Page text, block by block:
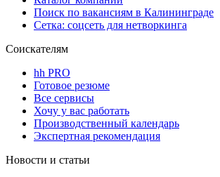
Поиск по вакансиям в Калининграде
Сетка: соцсеть для нетворкинга
Соискателям
hh PRO
Готовое резюме
Все сервисы
Хочу у вас работать
Производственный календарь
Экспертная рекомендация
Новости и статьи